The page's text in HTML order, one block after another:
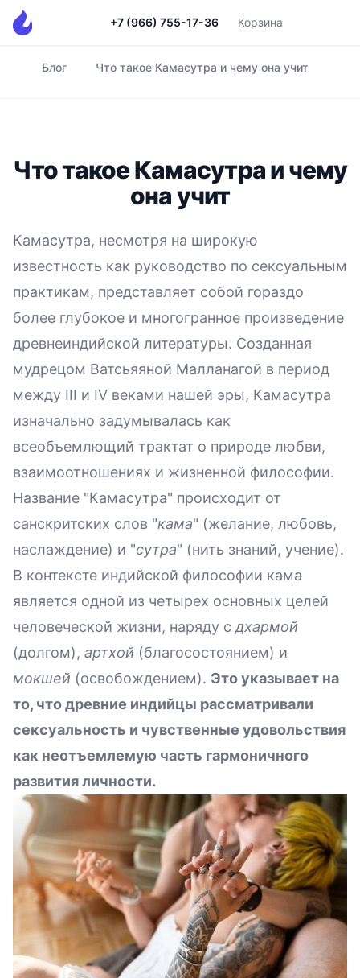
+7 (966) 755-17-36 Корзина
Главная
Блог Что такое Камасутра и чему она учит
Что такое Камасутра и чему
она учит
Камасутра, несмотря на широкую
известность как руководство по сексуальным
практикам, представляет собой гораздо
более глубокое и многогранное произведение
древнеиндийской литературы. Созданная
мудрецом Ватсьяяной Малланагой в период
между III и IV веками нашей эры, Камасутра
изначально задумывалась как
всеобъемлющий трактат о природе любви,
взаимоотношениях и жизненной философии.
Название "Камасутра" происходит от
санскритских слов "кама" (желание, любовь,
наслаждение) и "сутра" (нить знаний, учение).
В контексте индийской философии кама
является одной из четырех основных целей
человеческой жизни, наряду с дхармой
(долгом), артхой (благосостоянием) и
мокшей (освобождением). Это указывает на
то, что древние индийцы рассматривали
сексуальность и чувственные удовольствия
как неотъемлемую часть гармоничного
развития личности.